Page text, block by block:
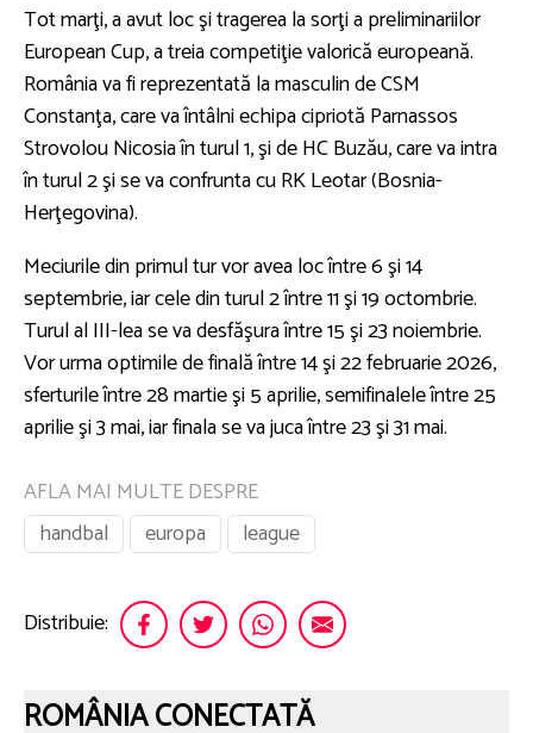
Tot marţi, a avut loc şi tragerea la sorţi a preliminariilor
European Cup, a treia competiţie valorică europeană.
România va fi reprezentată la masculin de CSM
Constanţa, care va întâlni echipa cipriotă Parnassos
Strovolou Nicosia în turul 1, şi de HC Buzău, care va intra
în turul 2 şi se va confrunta cu RK Leotar (Bosnia-
Herţegovina).
Meciurile din primul tur vor avea loc între 6 şi 14
septembrie, iar cele din turul 2 între 11 şi 19 octombrie.
Turul al III-lea se va desfăşura între 15 şi 23 noiembrie.
Vor urma optimile de finală între 14 şi 22 februarie 2026,
sferturile între 28 martie şi 5 aprilie, semifinalele între 25
aprilie şi 3 mai, iar finala se va juca între 23 şi 31 mai.
AFLA MAI MULTE DESPRE
handbal
europa league
Distribuie:
ROMÂNIA CONECTATĂ